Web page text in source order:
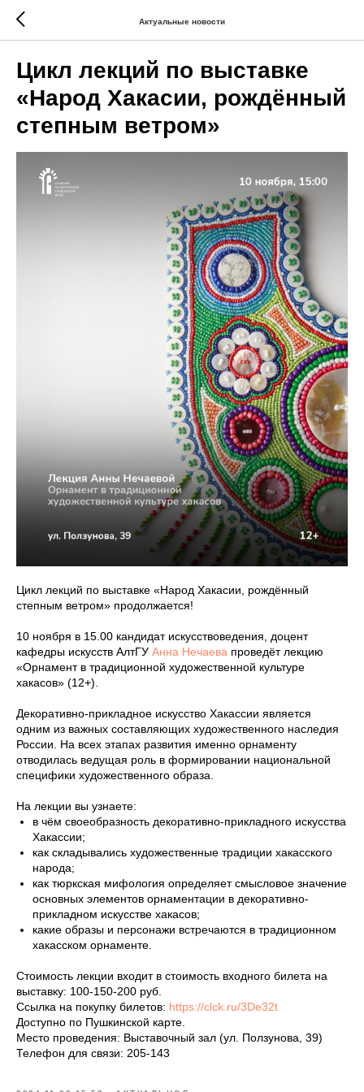
Актуальные новости
Цикл лекций по выставке
«Народ Хакасии, рождённый
степным ветром»
Цикл лекций по выставке «Народ Хакасии, рождённый
степным ветром» продолжается!
10 ноября в 15.00 кандидат искусствоведения, доцент
кафедры искусств АлтГУ Анна Нечаева проведёт лекцию
«Орнамент в традиционной художественной культуре
хакасов» (12+).
Декоративно-прикладное искусство Хакассии является
одним из важных составляющих художественного наследия
России. На всех этапах развития именно орнаменту
отводилась ведущая роль в формировании национальной
специфики художественного образа.
На лекции вы узнаете:
в чём своеобразность декоративно-прикладного искусства
Хакассии;
как складывались художественные традиции хакасского
народа;
как тюркская мифология определяет смысловое значение
основных элементов орнаментации в декоративно-
прикладном искусстве хакасов;
какие образы и персонажи встречаются в традиционном
хакасском орнаменте.
Стоимость лекции входит в стоимость входного билета на
выставку: 100-150-200 руб.
Ссылка на покупку билетов: https://clck.ru/3De32t
Доступно по Пушкинской карте.
Место проведения: Выставочный зал (ул. Ползунова, 39)
Телефон для связи: 205-143